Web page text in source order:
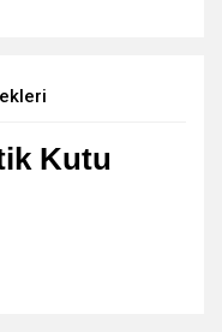
Kutu